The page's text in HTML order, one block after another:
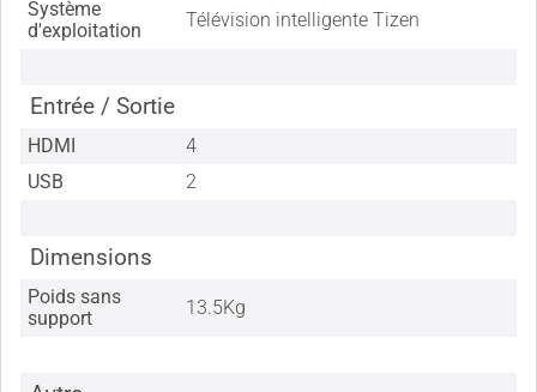
Système
d'exploitation
Télévision intelligente Tizen
Entrée / Sortie
HDMI
4
USB
2
Dimensions
Poids sans
support
13.5Kg